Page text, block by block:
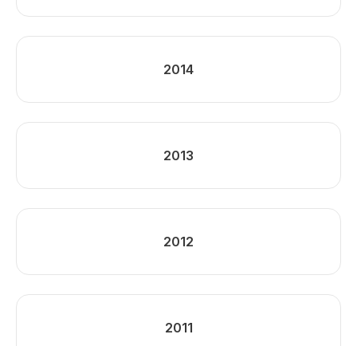
2014
2013
2012
2011